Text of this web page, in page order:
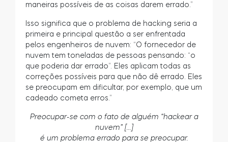
maneiras possíveis de as coisas darem errado.”
Isso significa que o problema de hacking seria a
primeira e principal questão a ser enfrentada
pelos engenheiros de nuvem: “O fornecedor de
nuvem tem toneladas de pessoas pensando: “o
que poderia dar errado”. Eles aplicam todas as
correções possíveis para que não dê errado. Eles
se preocupam em dificultar, por exemplo, que um
cadeado cometa erros.”
Preocupar-se com o fato de alguém “hackear a
nuvem” […]
é um problema errado para se preocupar.